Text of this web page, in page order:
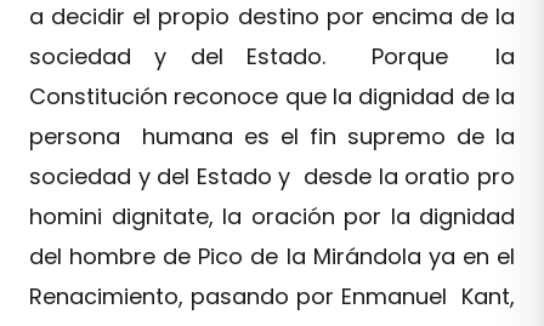
a decidir el propio destino por encima de la
sociedad y del Estado. Porque la
Constitución reconoce que la dignidad de la
persona humana es el fin supremo de la
sociedad y del Estado y desde la oratio pro
homini dignitate, la oración por la dignidad
del hombre de Pico de la Mirándola ya en el
Renacimiento, pasando por Enmanuel Kant,